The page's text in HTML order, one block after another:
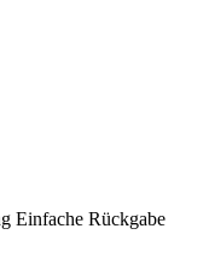
Einfache Rückgabe